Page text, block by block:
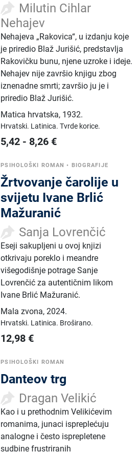
Milutin Cihlar
Nehajev
Nehajeva „Rakovica“, u izdanju koje
je priredio Blaž Jurišić, predstavlja
Rakovičku bunu, njene uzroke i ideje.
Nehajev nije završio knjigu zbog
iznenadne smrti; završio ju je i
priredio Blaž Jurišić.
Matica hrvatska, 1932.
Hrvatski. Latinica.Tvrde korice.
5,42 - 8,26 €
PSIHOLOŠKI ROMAN • BIOGRAFIJE
Žrtvovanje čarolije u
svijetu Ivane Brlić
Mažuranić
Sanja Lovrenčić
Eseji sakupljeni u ovoj knjizi
otkrivaju poreklo i meandre
višegodišnje potrage Sanje
Lovrenčić za autentičnim likom
Ivane Brlić Mažuranić.
Mala zvona,2024.
Hrvatski. Latinica. Broširano.
12,98 €
PSIHOLOŠKI ROMAN
Danteov trg
Dragan Velikić
Kao i u prethodnim Velikićevim
romanima, junaci ispreplećuju
analogne i često isprepletene
sudbine frustriranih